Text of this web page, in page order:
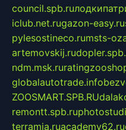
council.spb.ru
iclub.net.rugazon-easy.ru
pylesostineco.rumsts-
artemovskij.ru
ndm.msk.ru
globalautotrade.info
ZOOSMART.SPB.RU
remontt.spb.ru
terramia.ruacademy62.ru